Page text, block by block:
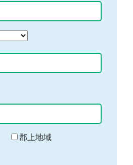
郡上地域